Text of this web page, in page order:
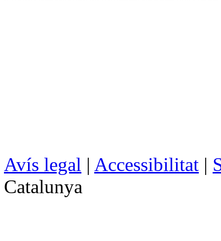
Avís legal | Accessibilitat |
Catalunya